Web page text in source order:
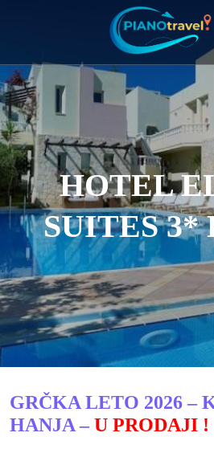
HOTEL
SUITES 3*
GRČKA LETO 2026 –
HANJA –U PRODAJI !